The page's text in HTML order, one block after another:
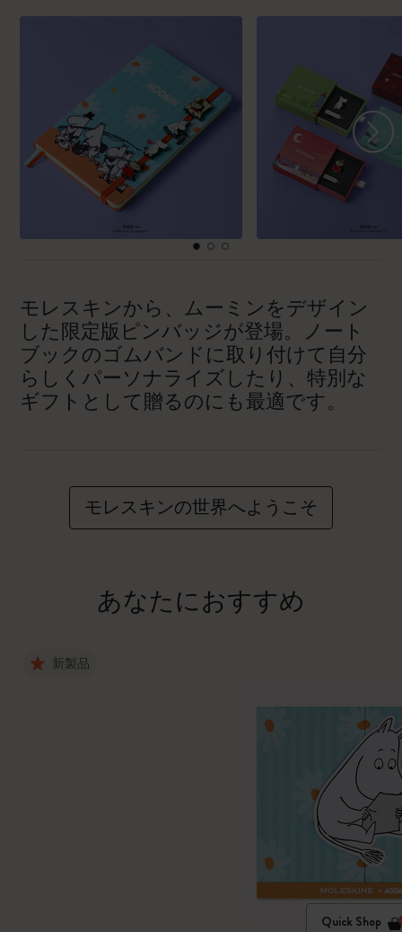
モレスキンから、ムーミンをデザイン
した限定版ピンバッジが登場。ノート
ブックのゴムバンドに取り付けて自分
らしくパーソナライズしたり、特別な
ギフトとして贈るのにも最適です。
モレスキンの世界へようこそ
あなたにおすすめ
新製品
Quick Shop